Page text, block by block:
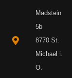
Madstein
5b
8770 St.
Michael i.
O.